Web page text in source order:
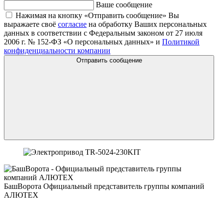
Ваше сообщение
Нажимая на кнопку «Отправить сообщение» Вы
выражаете своё согласие на обработку Ваших персональных
данных в соответствии с Федеральным законом от 27 июля
2006 г. № 152-ФЗ «О персональных данных» и Политикой
конфиденциальности компании
Отправить сообщение
БашВорота Официальный представитель группы компаний
АЛЮТЕХ